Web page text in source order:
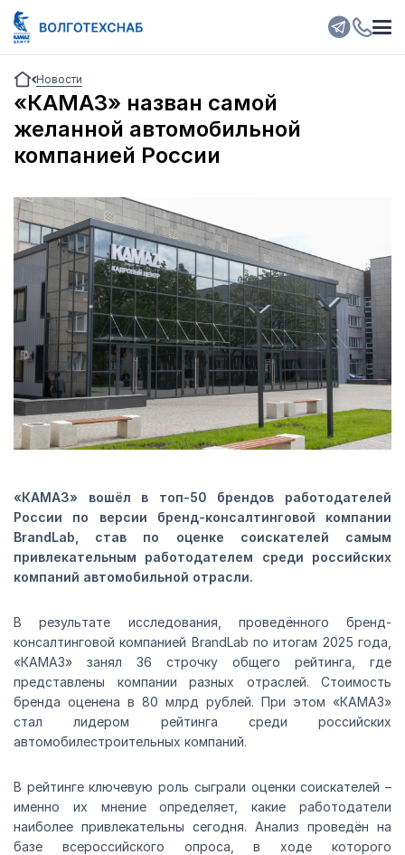
Новости
«КАМАЗ» назван самой
желанной автомобильной
компанией России
«КАМАЗ» вошёл в топ-50 брендов работодателей
России по версии бренд-консалтинговой компании
BrandLab, став по оценке соискателей самым
привлекательным работодателем среди российских
компаний автомобильной отрасли.
В результате исследования, проведённого бренд-
консалтинговой компанией BrandLab по итогам 2025 года,
«КАМАЗ» занял 36 строчку общего рейтинга, где
представлены компании разных отраслей. Стоимость
бренда оценена в 80 млрд рублей. При этом «КАМАЗ»
стал лидером рейтинга среди российских
автомобилестроительных компаний.
В рейтинге ключевую роль сыграли оценки соискателей –
именно их мнение определяет, какие работодатели
наиболее привлекательны сегодня. Анализ проведён на
базе всероссийского опроса, в ходе которого